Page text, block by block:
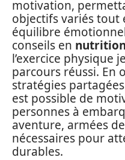
motivation,
objectifs variés tout
équilibre
conseils en nutrition
l’exercice physique
parcours réussi. En
stratégies
est possible de
personnes à
aventure, armées
nécessaires pour
durables.